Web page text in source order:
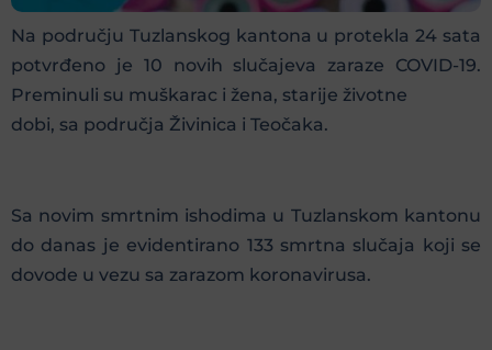
Na području Tuzlanskog kantona u protekla 24 sata
potvrđeno je 10 novih slučajeva zaraze COVID-19.
Preminuli su muškarac i žena, starije životne
dobi, sa područja Živinica i Teočaka.
Sa novim smrtnim ishodima u Tuzlanskom kantonu
do danas je evidentirano 133 smrtna slučaja koji se
dovode u vezu sa zarazom koronavirusa.